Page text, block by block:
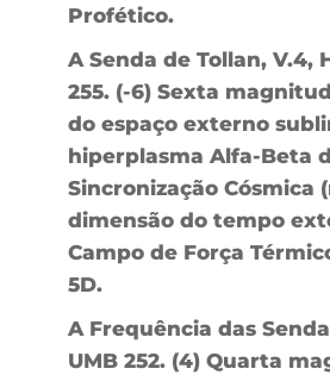
Profético.
A Senda de Tollan, V.4,
255. (-6) Sexta
do espaço externo
hiperplasma Alfa-Beta
Sincronização Cósmica
dimensão do tempo
Campo de Força
5D.
A Frequência das
UMB 252. (4) Quarta